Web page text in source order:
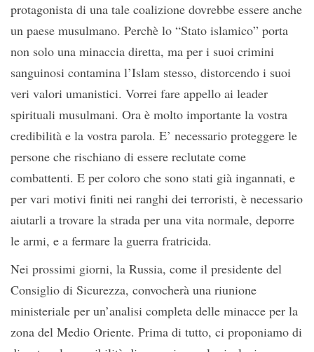
protagonista di una tale coalizione dovrebbe essere anche
un paese musulmano. Perchè lo “Stato islamico” porta
non solo una minaccia diretta, ma per i suoi crimini
sanguinosi contamina l’Islam stesso, distorcendo i suoi
veri valori umanistici. Vorrei fare appello ai leader
spirituali musulmani. Ora è molto importante la vostra
credibilità e la vostra parola. E’ necessario proteggere le
persone che rischiano di essere reclutate come
combattenti. E per coloro che sono stati già ingannati, e
per vari motivi finiti nei ranghi dei terroristi, è necessario
aiutarli a trovare la strada per una vita normale, deporre
le armi, e a fermare la guerra fratricida.
Nei prossimi giorni, la Russia, come il presidente del
Consiglio di Sicurezza, convocherà una riunione
ministeriale per un’analisi completa delle minacce per la
zona del Medio Oriente. Prima di tutto, ci proponiamo di